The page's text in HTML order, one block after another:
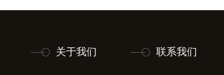
关于我们 联系我们